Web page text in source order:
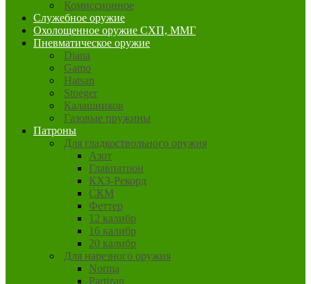
Комиссионное
Служебное оружие
Охолощенное оружие СХП, ММГ
Пневматическое оружие
Diana
Gamo
Hatsan
Stoeger
Калашников
Газовые пружины
Патроны
Для гладкоствольного оружия
Азот
Главпатрон
КХЗ-Рекорд
СКМ
Феттер
12 калибр
16 калибр
20 калибр
Для нарезного оружия
Norma
Partizan